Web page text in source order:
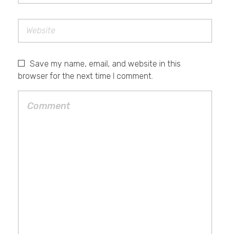
Save my name, email, and website in this
browser for the next time I comment.